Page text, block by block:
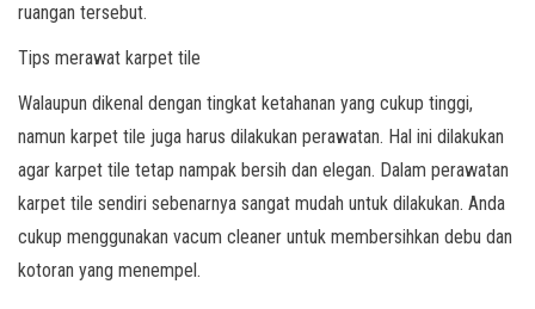
ruangan tersebut.
Tips merawat karpet tile
Walaupun dikenal dengan tingkat ketahanan yang cukup tinggi,
namun karpet tile juga harus dilakukan perawatan. Hal ini dilakukan
agar karpet tile tetap nampak bersih dan elegan. Dalam perawatan
karpet tile sendiri sebenarnya sangat mudah untuk dilakukan. Anda
cukup menggunakan vacum cleaner untuk membersihkan debu dan
kotoran yang menempel.